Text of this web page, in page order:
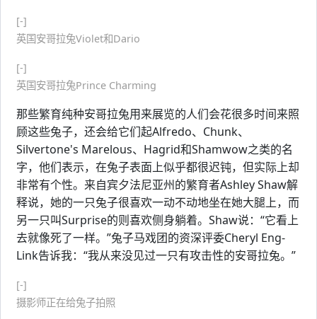
[-]
英国安哥拉兔Violet和Dario
[-]
英国安哥拉兔Prince Charming
那些繁育纯种安哥拉兔用来展览的人们会花很多时间来照
顾这些兔子，还会给它们起Alfredo、Chunk、
Silvertone's Marelous、Hagrid和Shamwow之类的名
字，他们表示，在兔子表面上似乎都很迟钝，但实际上却
非常有个性。来自宾夕法尼亚州的繁育者Ashley Shaw解
释说，她的一只兔子很喜欢一动不动地坐在她大腿上，而
另一只叫Surprise的则喜欢侧身躺着。Shaw说：“它看上
去就像死了一样。”兔子马戏团的资深评委Cheryl Eng-
Link告诉我：“我从来没见过一只有攻击性的安哥拉兔。”
[-]
摄影师正在给兔子拍照